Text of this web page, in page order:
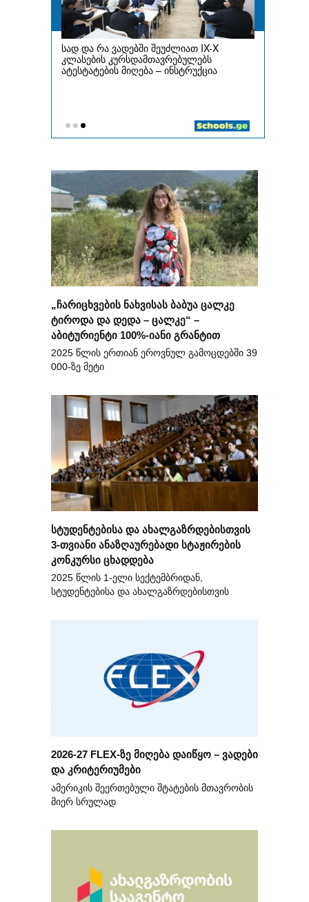
„ჩარიცხვების ნახვისას ბაბუა ცალკე
ტიროდა და დედა – ცალკე“ –
აბიტურიენტი 100%-იანი გრანტით
2025 წლის ერთიან ეროვნულ გამოცდებში 39
000-ზე მეტი
სტუდენტებისა და ახალგაზრდებისთვის
3-თვიანი ანაზღაურებადი სტაჟირების
კონკურსი ცხადდება
2025 წლის 1-ელი სექტემბრიდან,
სტუდენტებისა და ახალგაზრდებისთვის
2026-27 FLEX-ზე მიღება დაიწყო – ვადები
და კრიტერიუმები
ამერიკის შეერთებული შტატების მთავრობის
მიერ სრულად